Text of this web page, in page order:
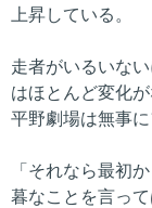
上昇している。
走者がいるいな
はほとんど変化
平野劇場は無事
「それなら最初
暮なことを言っ